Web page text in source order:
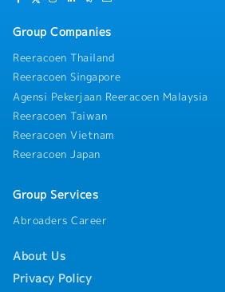
Group Companies
Reeracoen Thailand
Reeracoen Singapore
Agensi Pekerjaan Reeracoen Malaysia
Reeracoen Taiwan
Reeracoen Vietnam
Reeracoen Japan
Group Services
Abroaders Career
About Us
Privacy Policy